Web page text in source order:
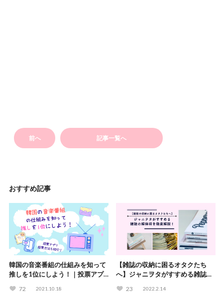
前へ 記事一覧へ
おすすめ記事
韓国の音楽番組の仕組みを知って
推しを1位にしよう！｜投票アプ
72 2021.10.18
【雑誌の収納に困るオタクたち
へ】ジャニヲタがすすめる雑誌の
23 2022.2.14